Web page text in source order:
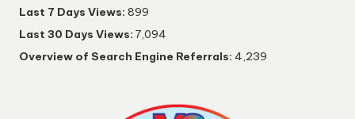
Last 7 Days Views: 899
Last 30 Days Views: 7,094
Overview of Search Engine Referrals: 4,239